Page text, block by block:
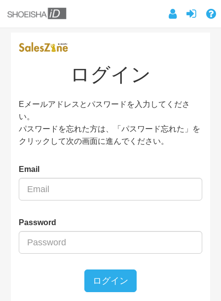
ログイン
Eメールアドレスとパスワードを入力してくださ
い。
パスワードを忘れた方は、「パスワード忘れた」を
クリックして次の画面に進んでください。
Email
Password
ログイン